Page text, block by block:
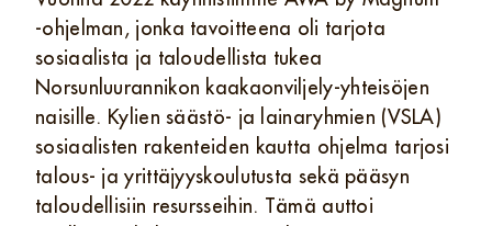
‑ohjelman, jonka tavoitteena oli tarjota
sosiaalista ja taloudellista tukea
Norsunluurannikon kaakaonviljely-yhteisöjen
naisille. Kylien säästö- ja lainaryhmien (VSLA)
sosiaalisten rakenteiden kautta ohjelma tarjosi
talous- ja yrittäjyyskoulutusta sekä pääsyn
taloudellisiin resursseihin. Tämä auttoi